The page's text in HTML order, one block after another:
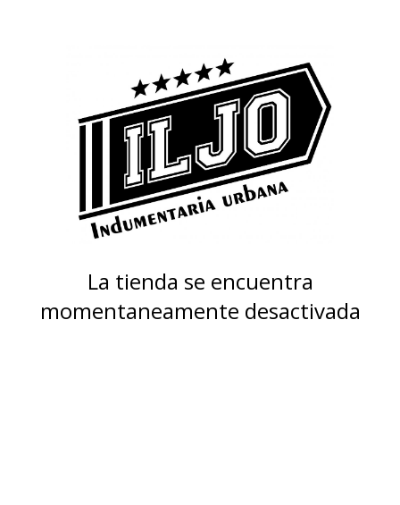
La tienda se encuentra
momentaneamente desactivada